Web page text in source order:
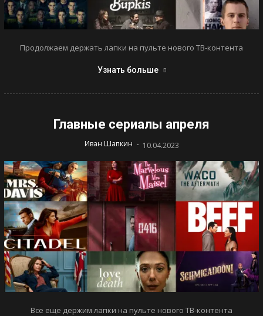
Продолжаем держать лапки на пульте нового ТВ-контента
Узнать больше
Главные сериалы апреля
Иван Шапкин - 10.04.2023
Все еще держим лапки на пульте нового ТВ-контента